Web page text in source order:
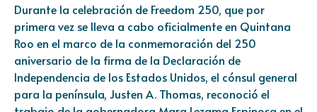
Durante la celebración de Freedom 250, que por
primera vez se lleva a cabo oficialmente en Quintana
Roo en el marco de la conmemoración del 250
aniversario de la firma de la Declaración de
Independencia de los Estados Unidos, el cónsul general
para la península, Justen A. Thomas, reconoció el